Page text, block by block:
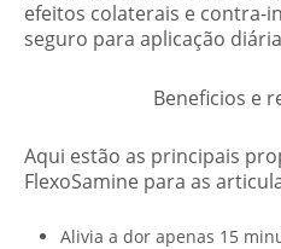
efeitos colaterais e contra-
seguro para aplicação
Beneficios e
Aqui estão as principais
FlexoSamine para as
Alivia a dor apenas 15